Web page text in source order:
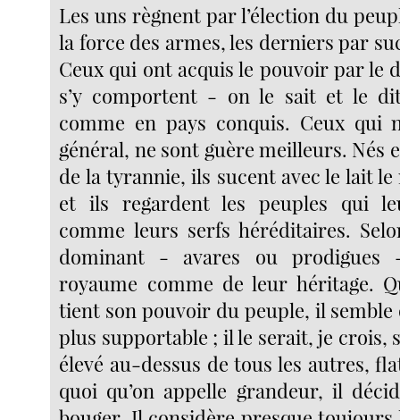
Les uns règnent par l’élection du
la force des armes, les derniers par
Ceux qui ont acquis le pouvoir par le
s’y comportent - on le sait et le
comme en pays conquis. Ceux qui
général, ne sont guère meilleurs. Nés
de la tyrannie, ils sucent avec le lait
et ils regardent les peuples qui
comme leurs serfs héréditaires.
dominant - avares ou
royaume comme de leur héritage.
tient son pouvoir du peuple, il semble
plus supportable ; il le serait, je crois,
élevé au-dessus de tous les autres,
quoi qu’on appelle grandeur, il